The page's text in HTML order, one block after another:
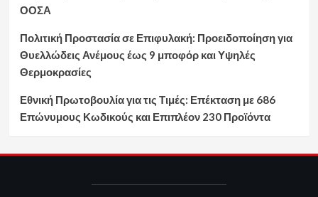
ΟΟΣΑ
Πολιτική Προστασία σε Επιφυλακή: Προειδοποίηση για
Θυελλώδεις Ανέμους έως 9 μποφόρ και Υψηλές
Θερμοκρασίες
Εθνική Πρωτοβουλία για τις Τιμές: Επέκταση με 686
Επώνυμους Κωδικούς και Επιπλέον 230 Προϊόντα